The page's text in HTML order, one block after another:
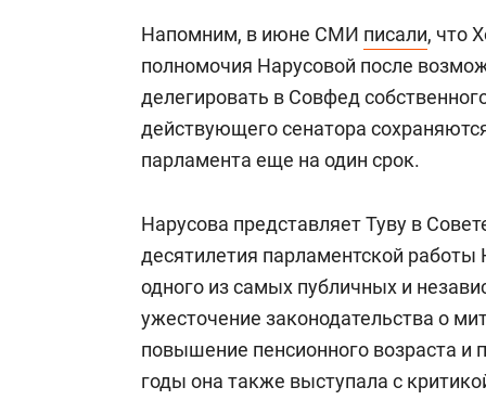
Напомним, в июне СМИ писали, что
полномочия Нарусовой после
делегировать в Совфед
действующего сенатора
парламента еще на один срок.
Нарусова представляет Туву в
десятилетия парламентской
одного из самых публичных и
ужесточение законодательства о
повышение пенсионного возраста и
годы она также выступала с